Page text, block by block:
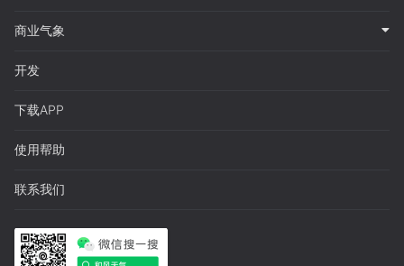
商业气象
开发
下载APP
使用帮助
联系我们